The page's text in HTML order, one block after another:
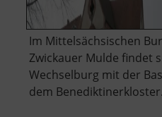
Im Mittelsächsischen
Zwickauer Mulde findet
Wechselburg mit der
dem Benediktinerkloster.